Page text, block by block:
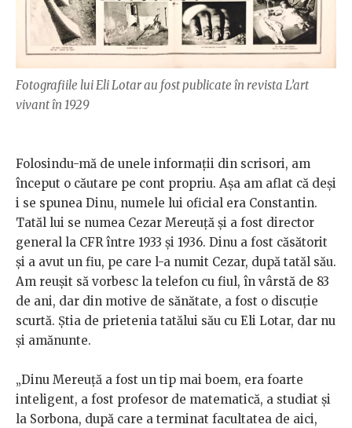
Fotografiile lui Eli Lotar au fost publicate în revista L’art
vivant în 1929
Folosindu-mă de unele informații din scrisori, am
început o căutare pe cont propriu. Așa am aflat că deși
i se spunea Dinu, numele lui oficial era Constantin.
Tatăl lui se numea Cezar Mereuță și a fost director
general la CFR între 1933 și 1936. Dinu a fost căsătorit
și a avut un fiu, pe care l-a numit Cezar, după tatăl său.
Am reușit să vorbesc la telefon cu fiul, în vârstă de 83
de ani, dar din motive de sănătate, a fost o discuție
scurtă. Știa de prietenia tatălui său cu Eli Lotar, dar nu
și amănunte.
„Dinu Mereuță a fost un tip mai boem, era foarte
inteligent, a fost profesor de matematică, a studiat și
la Sorbona, după care a terminat facultatea de aici,